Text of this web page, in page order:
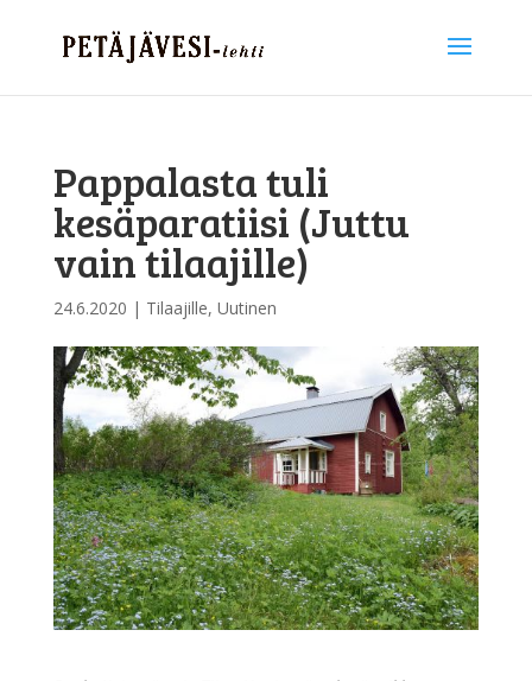
Pappalasta tuli
kesäparatiisi (Juttu
vain tilaajille)
24.6.2020 | Tilaajille, Uutinen